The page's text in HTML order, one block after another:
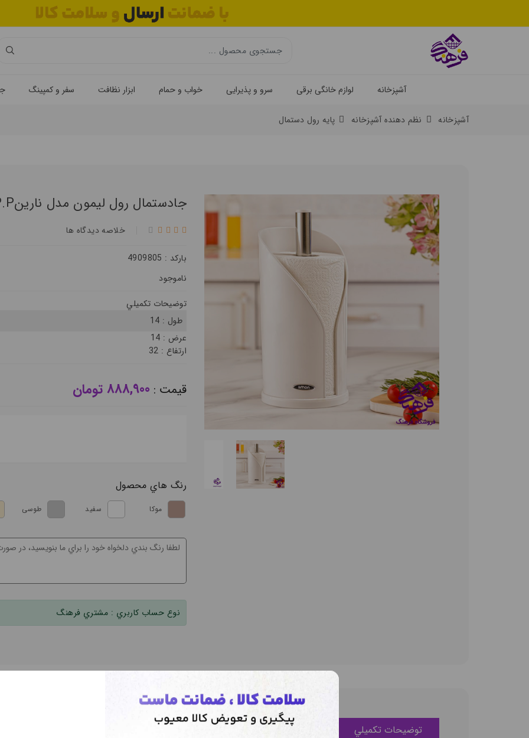
آشپزخانه لوازم خانگی برقی سرو و پذیرایی خواب و حمام ابزار نظافت سفر و کمپینگ
آشپزخانه نظم دهنده آشپزخانه پایه رول دستمال
جادستمال رول لیمون مدل نارینP.P
خلاصه ديدگاه ها
بارکد : 4909805
ناموجود
توضيحات تکميلي
طول :
عرض :
ارتفاع :
قيمت : 888,900 تومان
رنگ هاي محصول
موکا سفید طوسی
نوع حساب کاربري : مشتري فرهنگ
توضيحات تکميلي ديدگاه کاربران